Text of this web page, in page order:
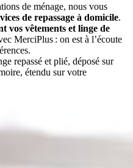
de ménage, nous vous
de repassage à domicile.
vos vêtements et linge de
MerciPlus : on est à l’écoute
repassé et plié, déposé sur
étendu sur votre